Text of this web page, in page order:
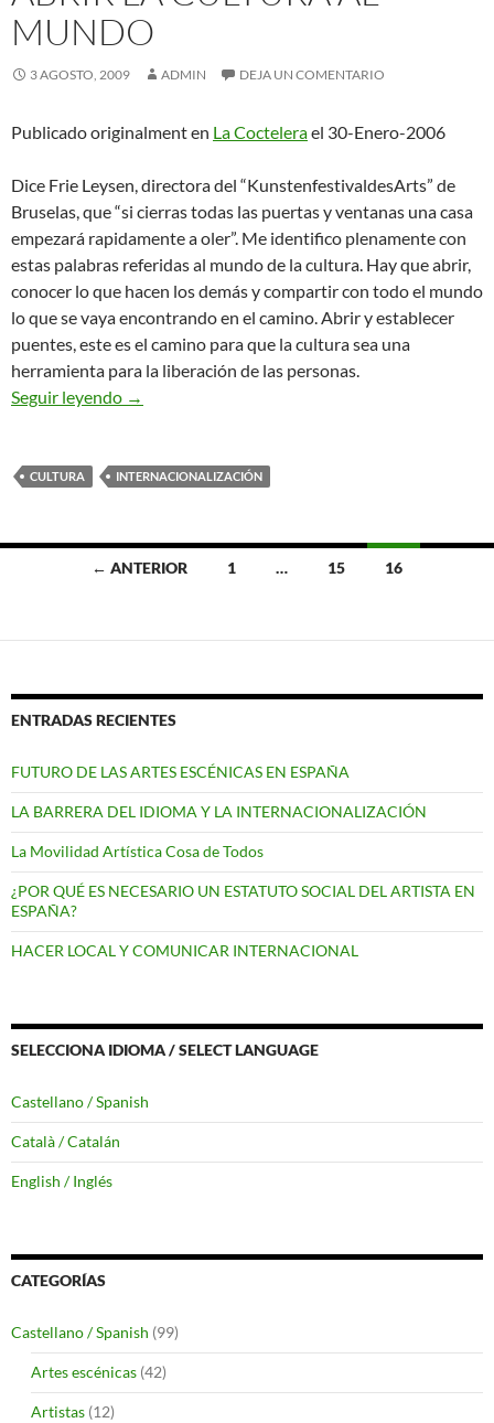
MUNDO
3 AGOSTO, 2009 ADMIN DEJA UN COMENTARIO
Publicado originalment en La Coctelerael 30-Enero-2006
Dice Frie Leysen, directora del “KunstenfestivaldesArts” de
Bruselas, que “si cierras todas las puertas y ventanas una casa
empezará rapidamente a oler”. Me identifico plenamente con
estas palabras referidas al mundo de la cultura. Hay que abrir,
conocer lo que hacen los demás y compartir con todo el mundo
lo que se vaya encontrando en el camino. Abrir y establecer
puentes, este es el camino para que la cultura sea una
herramienta para la liberación de las personas.
Seguir leyendo Abrir la Cultura al Mundo
→
CULTURA INTERNACIONALIZACIÓN
las
← ANTERIOR 1 … 15 16
ENTRADAS RECIENTES
FUTURO DE LAS ARTES ESCÉNICAS EN ESPAÑA
LA BARRERA DEL IDIOMA Y LA INTERNACIONALIZACIÓN
La Movilidad Artística Cosa de Todos
¿POR QUÉ ES NECESARIO UN ESTATUTO SOCIAL DEL ARTISTA EN
ESPAÑA?
HACER LOCAL Y COMUNICAR INTERNACIONAL
SELECCIONA IDIOMA / SELECT LANGUAGE
Castellano / Spanish
Català / Catalán
English / Inglés
CATEGORÍAS
Castellano / Spanish (99)
Artes escénicas (42)
Artistas (12)